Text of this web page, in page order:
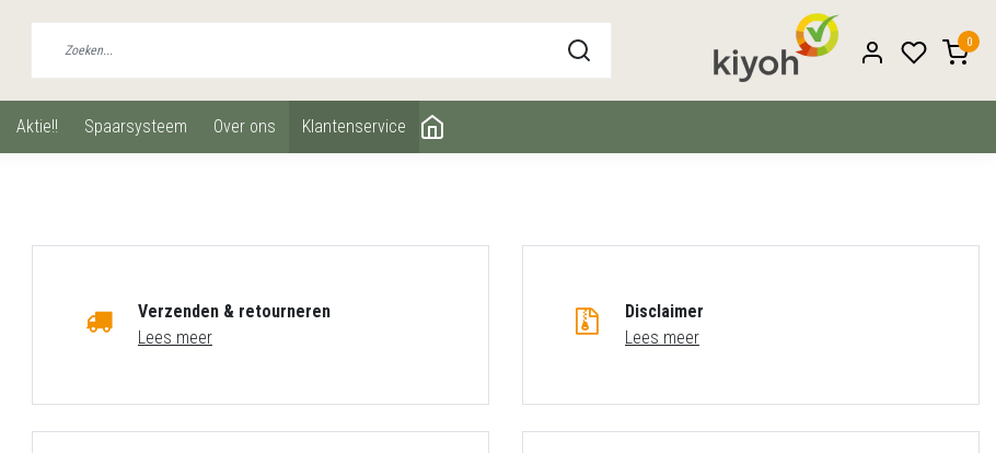
0
aktie!! spaarsysteem over ons klantenservice
Verzenden & retourneren
Lees meer
Disclaimer
Lees meer